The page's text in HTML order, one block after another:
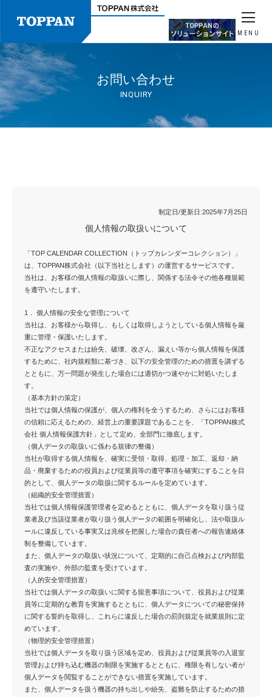
MENU
お問い合わせ
INQUIRY
制定日/更新日:2025年7月25日
個人情報の取扱いについて
「TOP CALENDAR COLLECTION（トップカレンダーコレクション）」
は、TOPPAN株式会社（以下当社とします）の運営するサービスです。
当社は、お客様の個人情報の取扱いに際し、関係する法令その他各種規範
を遵守いたします。
1． 個人情報の安全な管理について
当社は、お客様から取得し、もしくは取得しようとしている個人情報を厳
重に管理・保護いたします。
不正なアクセスまたは紛失、破壊、改ざん、漏えい等から個人情報を保護
するために、社内規程類に基づき、以下の安全管理のための措置を講ずる
とともに、万一問題が発生した場合には適切かつ速やかに対処いたしま
す。
（基本方針の策定）
当社では個人情報の保護が、個人の権利を全うするため、さらにはお客様
の信頼に応えるための、経営上の重要課題であることを、「TOPPAN株式
会社 個人情報保護方針」として定め、全部門に徹底します。
（個人データの取扱いに係わる規律の整備）
当社が取得する個人情報を、確実に受領・取得、処理・加工、返却・納
品・廃棄するための役員および従業員等の遵守事項を確実にすることを目
的として、個人データの取扱に関するルールを定めています。
（組織的安全管理措置）
当社では個人情報保護管理者を定めるとともに、個人データを取り扱う従
業者及び当該従業者が取り扱う個人データの範囲を明確化し、法や取扱ル
ールに違反している事実又は兆候を把握した場合の責任者への報告連絡体
制を整備しています。
また、個人データの取扱い状況について、定期的に自己点検および内部監
査の実施や、外部の監査を受けています。
（人的安全管理措置）
当社では個人データの取扱いに関する留意事項について、役員および従業
員等に定期的な教育を実施するとともに、個人データについての秘密保持
に関する誓約を取得し、これらに違反した場合の罰則規定を就業規則に定
めています。
（物理的安全管理措置）
当社では個人データを取り扱う区域を定め、役員および従業員等の入退室
管理および持ち込む機器の制限を実施するとともに、権限を有しない者が
個人データを閲覧することができない措置を実施しています。
また、個人データを扱う機器の持ち出しや紛失、盗難を防止するための措